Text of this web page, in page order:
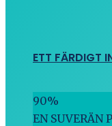
ETT FÄRDIGT
90%
EN SUVERÄN